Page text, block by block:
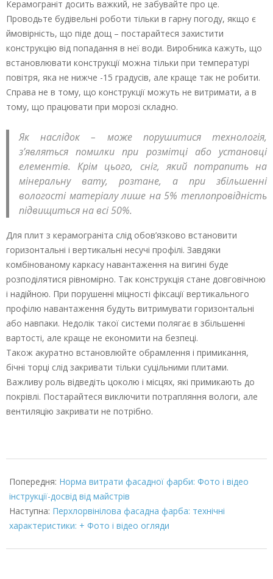
Керамограніт досить важкий, не забувайте про це.
Проводьте будівельні роботи тільки в гарну погоду, якщо є
ймовірність, що піде дощ – постарайтеся захистити
конструкцію від попадання в неї води. Виробника кажуть, що
встановлювати конструкції можна тільки при температурі
повітря, яка не нижче -15 градусів, але краще так не робити.
Справа не в тому, що конструкції можуть не витримати, а в
тому, що працювати при морозі складно.
Як наслідок – може порушитися технологія,
з’являться помилки при розмітці або установці
елементів. Крім цього, сніг, який потрапить на
мінеральну вату, розтане, а при збільшенні
вологості матеріалу лише на 5% теплопровідність
підвищиться на всі 50%.
Для плит з керамограніта слід обов’язково встановити
горизонтальні і вертикальні несучі профілі. Завдяки
комбінованому каркасу навантаження на вигині буде
розподілятися рівномірно. Так конструкція стане довговічною
і надійною. При порушенні міцності фіксації вертикального
профілю навантаження будуть витримувати горизонтальні
або навпаки. Недолік такої системи полягає в збільшенні
вартості, але краще не економити на безпеці.
Також акуратно встановлюйте обрамлення і примикання,
бічні торці слід закривати тільки суцільними плитами.
Важливу роль відведіть цоколю і місцях, які примикають до
покрівлі. Постарайтеся виключити потрапляння вологи, але
вентиляцію закривати не потрібно.
03-
07
Попередня: Норма витрати фасадної фарби: Фото і відео
інструкції-досвід від майстрів
Наступна: Перхлорвінілова фасадна фарба: технічні
характеристики: + Фото і відео огляди